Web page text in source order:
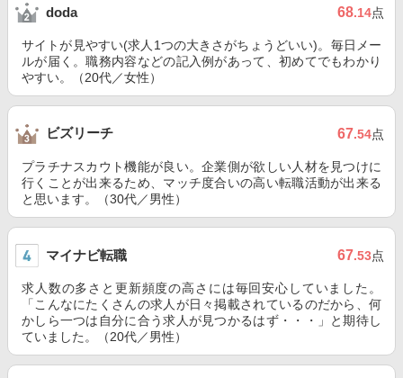
doda 68.14点
サイトが見やすい(求人1つの大きさがちょうどいい)。毎日メー
ルが届く。職務内容などの記入例があって、初めてでもわかり
やすい。（20代／女性）
ビズリーチ 67.54点
プラチナスカウト機能が良い。企業側が欲しい人材を見つけに
行くことが出来るため、マッチ度合いの高い転職活動が出来る
と思います。（30代／男性）
マイナビ転職 67.53点
求人数の多さと更新頻度の高さには毎回安心していました。
「こんなにたくさんの求人が日々掲載されているのだから、何
かしら一つは自分に合う求人が見つかるはず・・・」と期待し
ていました。（20代／男性）